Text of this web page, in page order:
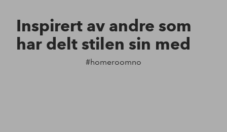
Inspirert av andre som
har delt stilen sin med
#homeroomno